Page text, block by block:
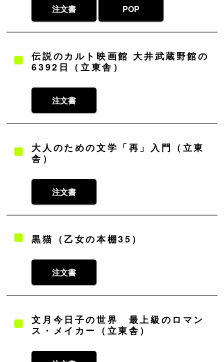
注文書 POP
伝説のカルト映画館 大井武蔵野館の
6392日（立東舎）
注文書
大人のための文学「再」入門（立東
舎）
注文書
黒猫（乙女の本棚35）
注文書
文月今日子の世界 最上級のロマン
ス・メイカー（立東舎）